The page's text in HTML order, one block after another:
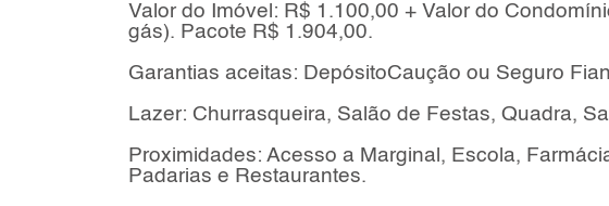
Valor do Imóvel: R$ 1.100,00 + Valor do
gás). Pacote R$ 1.904,00.
Garantias aceitas: DepósitoCaução ou Seguro
Lazer: Churrasqueira, Salão de Festas, Quadra,
Proximidades: Acesso a Marginal, Escola,
Padarias e Restaurantes.